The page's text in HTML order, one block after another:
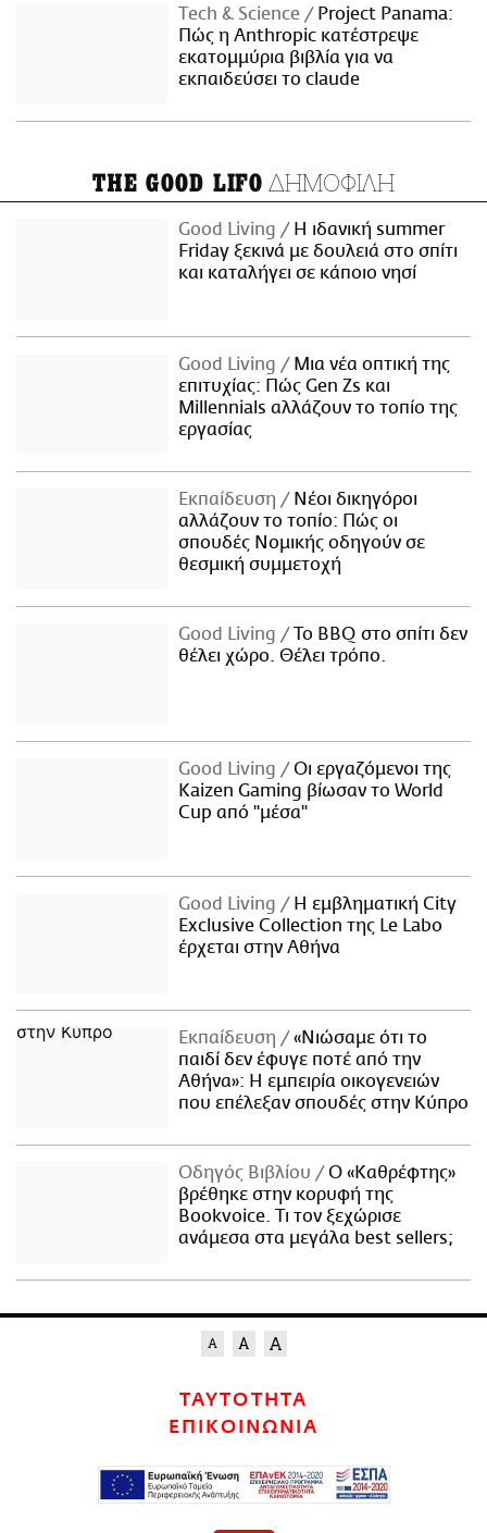
Τech & Science
Project Panama:
Πώς η Anthropic κατέστρεψε
εκατομμύρια βιβλία για να
εκπαιδεύσει το claude
THE GOOD LIFO ΔΗΜΟΦΙΛΗ
Good Living
Η ιδανική summer
Friday ξεκινά με δουλειά στο σπίτι
και καταλήγει σε κάποιο νησί
Good Living
Μια νέα οπτική της
επιτυχίας: Πώς Gen Zs και
Millennials αλλάζουν το τοπίο της
εργασίας
Εκπαίδευση
Νέοι δικηγόροι
αλλάζουν το τοπίο: Πώς οι
σπουδές Νομικής οδηγούν σε
θεσμική συμμετοχή
Good Living
Το BBQ στο σπίτι δεν
θέλει χώρο. Θέλει τρόπο.
Good Living
Οι εργαζόμενοι της
Kaizen Gaming βίωσαν το World
Cup από "μέσα"
Good Living
Η εμβληματική City
Exclusive Collection της Le Labo
έρχεται στην Αθήνα
Εκπαίδευση
«Νιώσαμε ότι το
παιδί δεν έφυγε ποτέ από την
Αθήνα»: Η εμπειρία οικογενειών
που επέλεξαν σπουδές στην Κύπρο
Οδηγός Βιβλίου
Ο «Καθρέφτης»
βρέθηκε στην κορυφή της
Bookvoice. Τι τον ξεχώρισε
ανάμεσα στα μεγάλα best sellers;
ΤΑΥΤΟΤΗΤΑ
ΕΠΙΚΟΙΝΩΝΙΑ